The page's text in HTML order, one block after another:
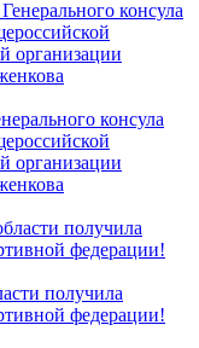
консула
организации
получила
федерации!